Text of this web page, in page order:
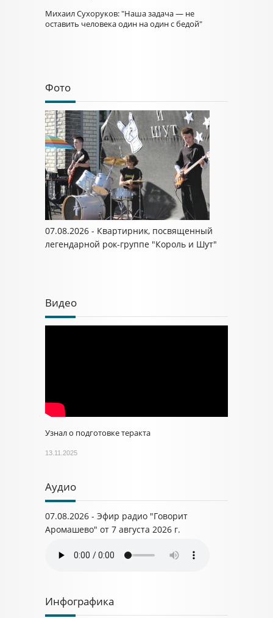
Михаил Сухоруков: "Наша задача — не
оставить человека один на один с бедой"
Фото
07.08.2026 - Квартирник, посвященный
легендарной рок-группе "Король и Шут"
Видео
Узнал о подготовке теракта
13.11.2025
Аудио
07.08.2026 - Эфир радио "Говорит
Аромашево" от 7 августа 2026 г.
Инфографика